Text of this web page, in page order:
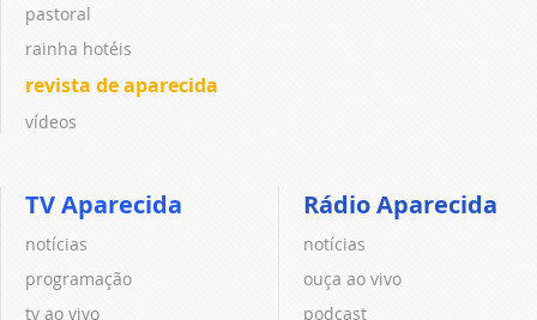
pastoral
rainha hotéis
revista de aparecida
vídeos
TV Aparecida
notícias
programação
tv ao vivo
Rádio Aparecida
notícias
ouça ao vivo
podcast